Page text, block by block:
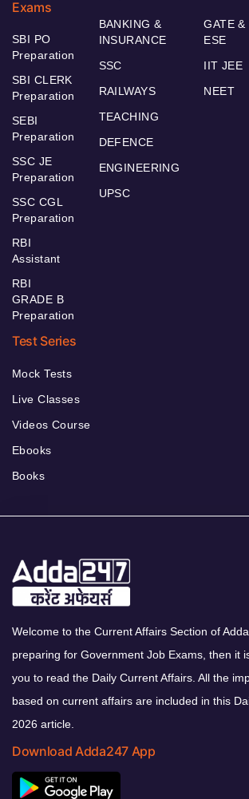
Exams
SBI PO
Preparation
SBI CLERK
Preparation
SEBI
Preparation
SSC JE
Preparation
SSC CGL
Preparation
RBI
Assistant
RBI
GRADE B
Preparation
BANKING &
INSURANCE
SSC
RAILWAYS
TEACHING
DEFENCE
ENGINEERING
UPSC
GATE &
ESE
IIT JEE
NEET
Test Series
Mock Tests
Live Classes
Videos Course
Ebooks
Books
Welcome to the Current Affairs Section of
preparing for Government Job Exams, then it
you to read the Daily Current Affairs. All the
based on current affairs are included in this
2026 article.
Download Adda247 App